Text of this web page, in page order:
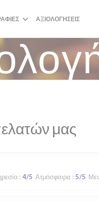
ΑΞΙΟΛΟΓΉΣΕΙΣ
μας
: 4/5 Ατμόσφαιρα : 5/5